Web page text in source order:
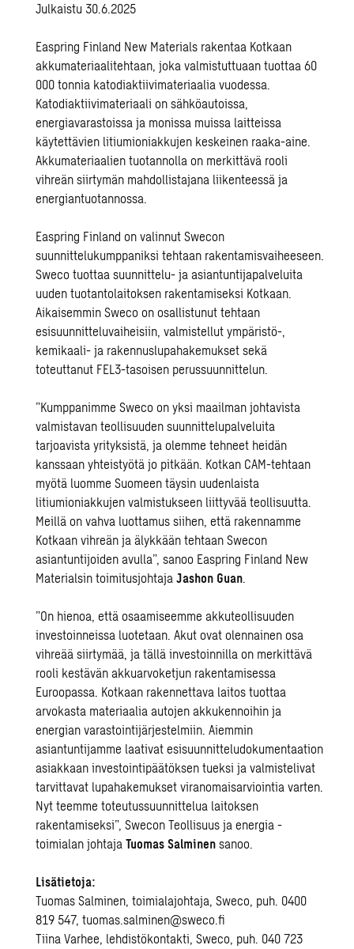
Julkaistu 30.6.2025
Easpring Finland New Materials rakentaa Kotkaan
akkumateriaalitehtaan, joka valmistuttuaan tuottaa 60
000 tonnia katodiaktiivimateriaalia vuodessa.
Katodiaktiivimateriaali on sähköautoissa,
energiavarastoissa ja monissa muissa laitteissa
käytettävien litiumioniakkujen keskeinen raaka-aine.
Akkumateriaalien tuotannolla on merkittävä rooli
vihreän siirtymän mahdollistajana liikenteessä ja
energiantuotannossa.
Easpring Finland on valinnut Swecon
suunnittelukumppaniksi tehtaan rakentamisvaiheeseen.
Sweco tuottaa suunnittelu- ja asiantuntijapalveluita
uuden tuotantolaitoksen rakentamiseksi Kotkaan.
Aikaisemmin Sweco on osallistunut tehtaan
esisuunnitteluvaiheisiin, valmistellut ympäristö-,
kemikaali- ja rakennuslupahakemukset sekä
toteuttanut FEL3-tasoisen perussuunnittelun.
”Kumppanimme Sweco on yksi maailman johtavista
valmistavan teollisuuden suunnittelupalveluita
tarjoavista yrityksistä, ja olemme tehneet heidän
kanssaan yhteistyötä jo pitkään. Kotkan CAM-tehtaan
myötä luomme Suomeen täysin uudenlaista
litiumioniakkujen valmistukseen liittyvää teollisuutta.
Meillä on vahva luottamus siihen, että rakennamme
Kotkaan vihreän ja älykkään tehtaan Swecon
asiantuntijoiden avulla”, sanoo Easpring Finland New
Materialsin toimitusjohtajaJashon Guan.
”On hienoa, että osaamiseemme akkuteollisuuden
investoinneissa luotetaan. Akut ovat olennainen osa
vihreää siirtymää, ja tällä investoinnilla on merkittävä
rooli kestävän akkuarvoketjun rakentamisessa
Euroopassa. Kotkaan rakennettava laitos tuottaa
arvokasta materiaalia autojen akkukennoihin ja
energian varastointijärjestelmiin. Aiemmin
asiantuntijamme laativat esisuunnitteludokumentaation
asiakkaan investointipäätöksen tueksi ja valmistelivat
tarvittavat lupahakemukset viranomaisarviointia varten.
Nyt teemme toteutussuunnittelua laitoksen
rakentamiseksi”, Swecon Teollisuus ja energia -
toimialan johtajaTuomas Salminensanoo.
Lisätietoja:
Tuomas Salminen, toimialajohtaja,Sweco, puh. 0400
819 547, tuomas.salminen@sweco.fi
Tiina Varhee, lehdistökontakti, Sweco, puh. 040 723